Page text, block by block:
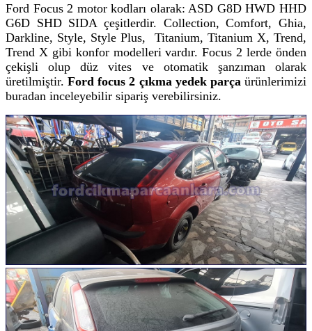
Ford Focus 2 motor kodları olarak: ASD G8D HWD HHD
G6D SHD SIDA çeşitlerdir. Collection, Comfort, Ghia,
Darkline, Style, Style Plus, Titanium, Titanium X, Trend,
Trend X gibi konfor modelleri vardır. Focus 2 lerde önden
çekişli olup düz vites ve otomatik şanzıman olarak
üretilmiştir.Ford focus 2 çıkma yedek parça ürünlerimizi
buradan inceleyebilir sipariş verebilirsiniz.